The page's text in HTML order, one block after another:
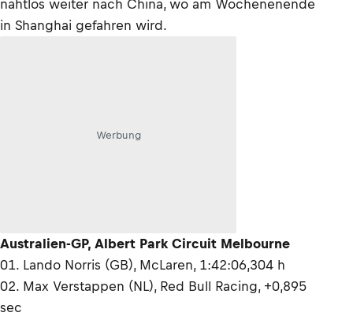
nahtlos weiter nach China, wo am Wochenenende
in Shanghai gefahren wird.
Werbung
Australien-GP, Albert Park Circuit Melbourne
01. Lando Norris (GB), McLaren, 1:42:06,304 h
02. Max Verstappen (NL), Red Bull Racing, +0,895
sec